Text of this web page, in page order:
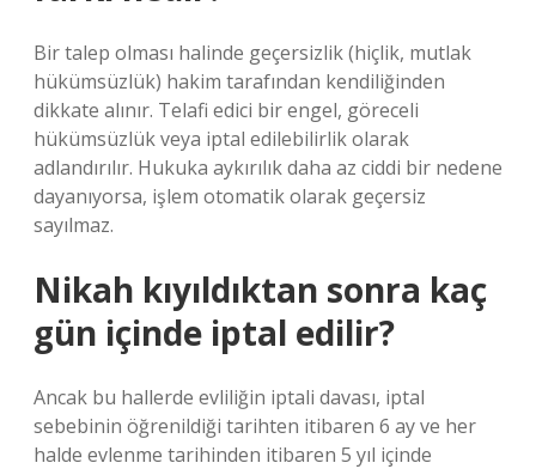
Bir talep olması halinde geçersizlik (hiçlik, mutlak
hükümsüzlük) hakim tarafından kendiliğinden
dikkate alınır. Telafi edici bir engel, göreceli
hükümsüzlük veya iptal edilebilirlik olarak
adlandırılır. Hukuka aykırılık daha az ciddi bir nedene
dayanıyorsa, işlem otomatik olarak geçersiz
sayılmaz.
Nikah kıyıldıktan sonra kaç
gün içinde iptal edilir?
Ancak bu hallerde evliliğin iptali davası, iptal
sebebinin öğrenildiği tarihten itibaren 6 ay ve her
halde evlenme tarihinden itibaren 5 yıl içinde